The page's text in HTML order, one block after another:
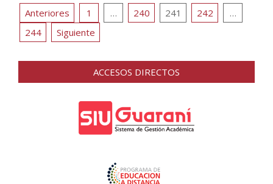
Posts
pagination
Anteriores 1 … 240 241 242
…
244
Siguiente
ACCESOS DIRECTOS